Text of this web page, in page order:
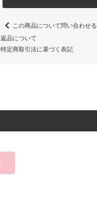
この商品について問い合わせる
返品について
特定商取引法に基づく表記